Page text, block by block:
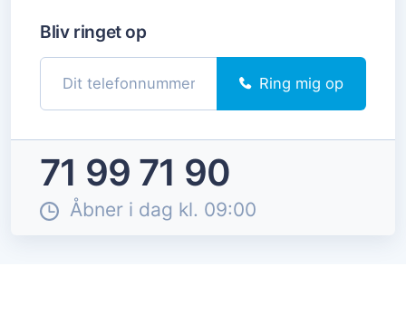
Bliv ringet op
Ring mig op
71 99 71 90
Åbner i dag kl. 09:00